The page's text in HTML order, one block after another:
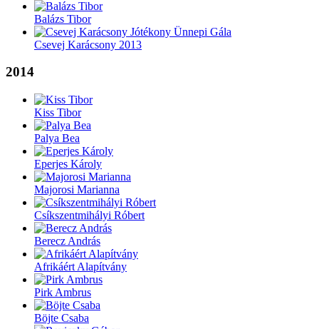
Balázs Tibor
Csevej Karácsony 2013
2014
Kiss Tibor
Palya Bea
Eperjes Károly
Majorosi Marianna
Csíkszentmihályi Róbert
Berecz András
Afrikáért Alapítvány
Pirk Ambrus
Böjte Csaba